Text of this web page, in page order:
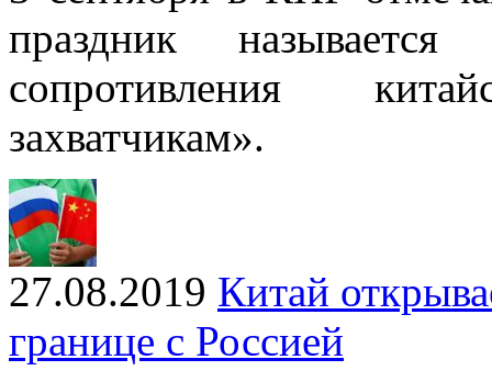
праздник
сопротивления
захватчикам».
27.08.2019 Китай
границе с Россией